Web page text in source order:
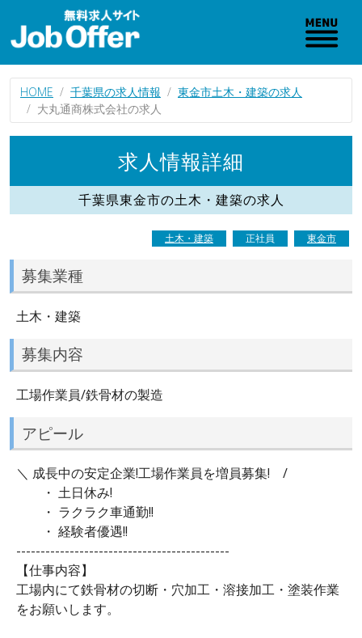
HOME 千葉県の求人情報
東金市土木・建築の求人
大丸通商株式会社の求人
求人情報詳細
千葉県東金市の土木・建築の求人
土木・建築 正社員 東金市
募集業種
土木・建築
募集内容
工場作業員/鉄骨材の製造
アピール
＼ 成長中の安定企業!工場作業員を増員募集! /
・ 土日休み!
・ ラクラク車通勤!!
・ 経験者優遇!!
--------------------------------------------
【仕事内容】
工場内にて鉄骨材の切断・穴加工・溶接加工・塗装作業
をお願いします。